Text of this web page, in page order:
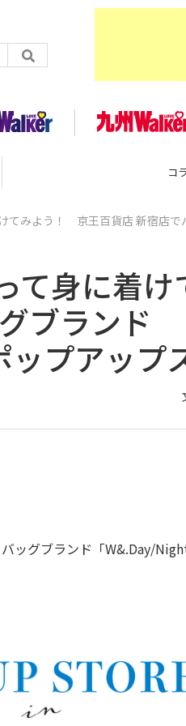
コ
てみよう！ 京王百貨店 新宿店
て身に着
ブランド
プアップ
ッグブランド「W&.Day/